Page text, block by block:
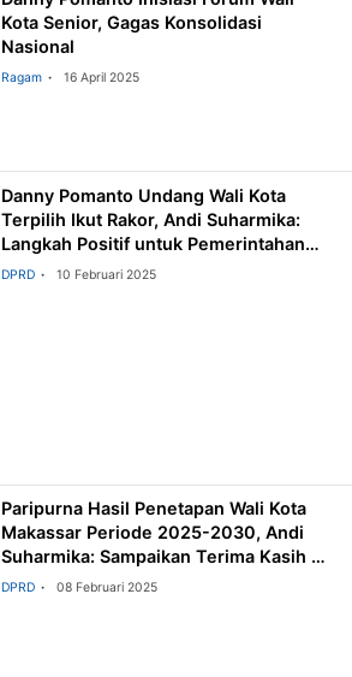
Kota Senior, Gagas Konsolidasi
Nasional
Ragam 16 April 2025
Danny Pomanto Undang Wali Kota
Terpilih Ikut Rakor, Andi Suharmika:
Langkah Positif untuk Pemerintahan
Selanjutnya
DPRD 10 Februari 2025
Paripurna Hasil Penetapan Wali Kota
Makassar Periode 2025-2030, Andi
Suharmika: Sampaikan Terima Kasih ke
Danny Pomanto
DPRD 08 Februari 2025